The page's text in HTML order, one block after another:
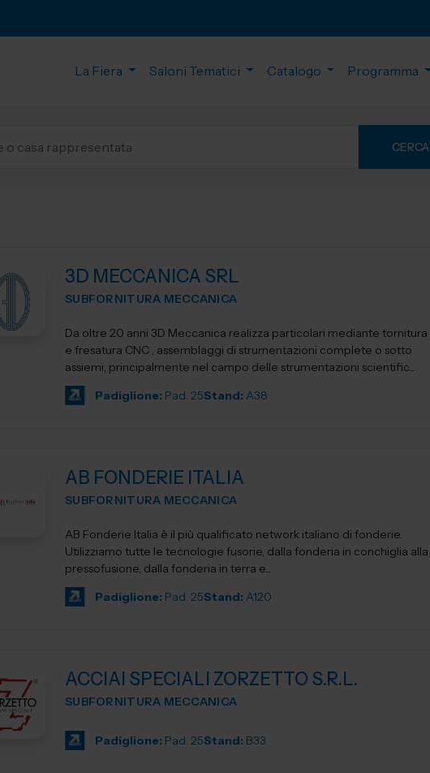
La Fiera Saloni Tematici Catalogo Programma
CERCA
3D MECCANICA SRL
SUBFORNITURA MECCANICA
Da oltre 20 anni 3D Meccanica realizza particolari mediante tornitura
e fresatura CNC , assemblaggi di strumentazioni complete o sotto
assiemi, principalmente nel campo delle strumentazioni scientific...
Padiglione: Pad. 25Stand: A38
AB FONDERIE ITALIA
SUBFORNITURA MECCANICA
AB Fonderie Italia è il più qualificato network italiano di fonderie.
Utilizziamo tutte le tecnologie fusorie, dalla fonderia in conchiglia alla
pressofusione, dalla fonderia in terra e...
Padiglione: Pad. 25Stand: A120
ACCIAI SPECIALI ZORZETTO S.R.L.
SUBFORNITURA MECCANICA
Padiglione: Pad. 25Stand: B33